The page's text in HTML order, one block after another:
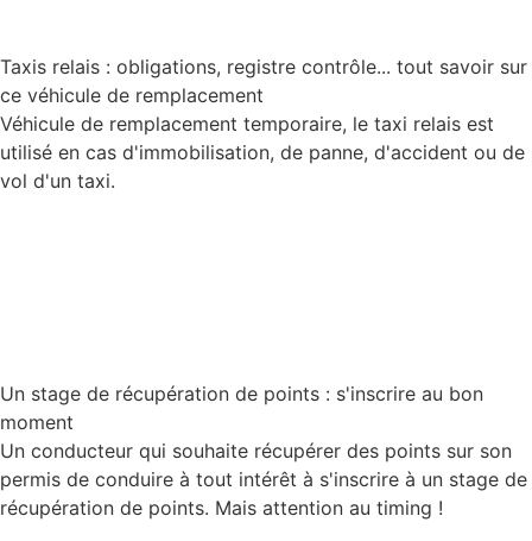
Taxis relais : obligations, registre contrôle... tout savoir sur
ce véhicule de remplacement
Véhicule de remplacement temporaire, le taxi relais est
utilisé en cas d'immobilisation, de panne, d'accident ou de
vol d'un taxi.
Un stage de récupération de points : s'inscrire au bon
moment
Un conducteur qui souhaite récupérer des points sur son
permis de conduire à tout intérêt à s'inscrire à un stage de
récupération de points. Mais attention au timing !